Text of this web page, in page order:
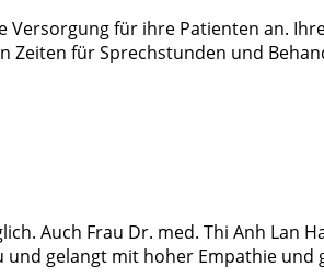
Versorgung für ihre Patienten an.
Zeiten für Sprechstunden und
Auch Frau Dr. med. Thi Anh Lan
gelangt mit hoher Empathie und